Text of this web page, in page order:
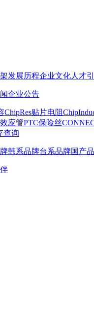
发展历程企业文化人才
企业公告
ChipRes贴片电阻
应管PTC保险丝
查询
韩系品牌台系品牌国产